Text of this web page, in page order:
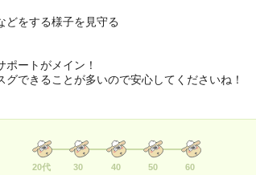
どをする様子を見守る
ートがメイン！
グできることが多いので安心してくださいね！
20代 30 40 50 60